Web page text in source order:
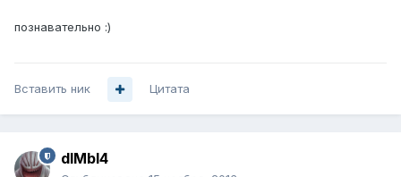
познавательно :)
Вставить ник Цитата
dIMbI4